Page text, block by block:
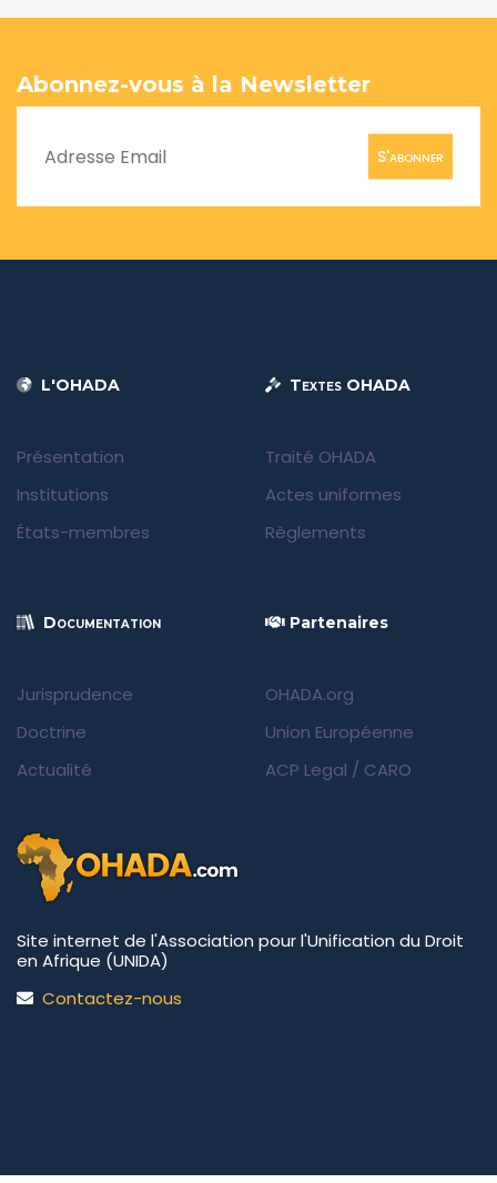
Abonnez-vous à la Newsletter
S'abonner
L'OHADA
Présentation
Institutions
États-membres
Textes OHADA
Traité OHADA
Actes uniformes
Règlements
Documentation
Jurisprudence
Doctrine
Actualité
Partenaires
OHADA.org
Union Européenne
ACP Legal / CARO
Site internet de l'Association pour l'Unification du Droit
en Afrique (UNIDA)
Contactez-nous